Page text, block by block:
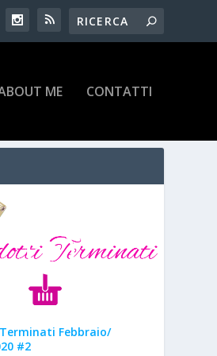
ME CONTATTI
Febbraio/
#2